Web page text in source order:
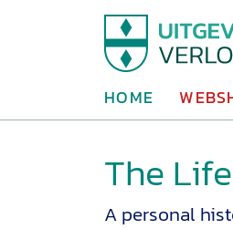
HOME
The
A personal